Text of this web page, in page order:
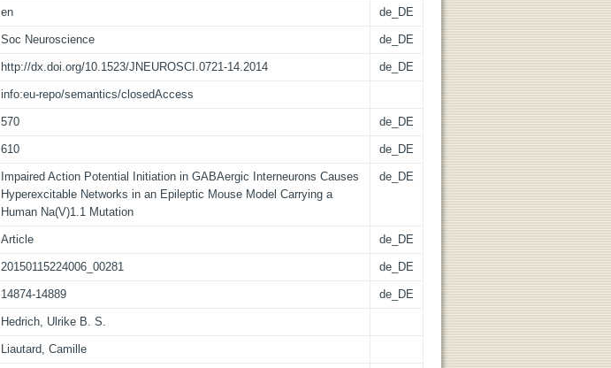
en de_DE
Soc Neuroscience de_DE
http://dx.doi.org/10.1523/JNEUROSCI.0721-14.2014 de_DE
info:eu-repo/semantics/closedAccess
570 de_DE
610 de_DE
Impaired Action Potential Initiation in GABAergic Interneurons Causes
Hyperexcitable Networks in an Epileptic Mouse Model Carrying a
Human Na(V)1.1 Mutation
de_DE
Article de_DE
20150115224006_00281 de_DE
14874-14889 de_DE
Hedrich, Ulrike B. S.
Liautard, Camille